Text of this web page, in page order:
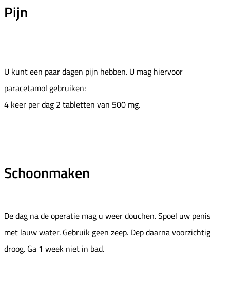
Pijn
U kunt een paar dagen pijn hebben. U mag hiervoor
paracetamol gebruiken:
4 keer per dag 2 tabletten van 500 mg.
Schoonmaken
De dag na de operatie mag u weer douchen. Spoel uw penis
met lauw water. Gebruik geen zeep. Dep daarna voorzichtig
droog. Ga 1 week niet in bad.